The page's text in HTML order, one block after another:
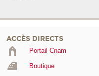
ACCÈS DIRECTS
Portail Cnam
Boutique